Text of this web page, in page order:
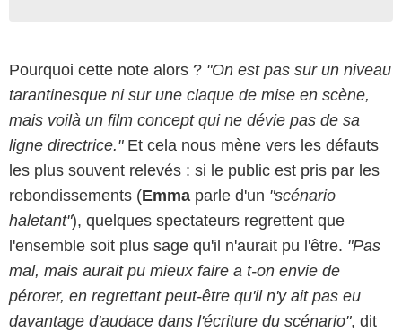
Pourquoi cette note alors ? "On est pas sur un niveau
tarantinesque ni sur une claque de mise en scène,
mais voilà un film concept qui ne dévie pas de sa
ligne directrice."Et cela nous mène vers les défauts
les plus souvent relevés : si le public est pris par les
rebondissements (Emma parle d'un "scénario
haletant"), quelques spectateurs regrettent que
l'ensemble soit plus sage qu'il n'aurait pu l'être. "Pas
mal, mais aurait pu mieux faire a t-on envie de
pérorer, en regrettant peut-être qu'il n'y ait pas eu
davantage d'audace dans l'écriture du scénario", dit